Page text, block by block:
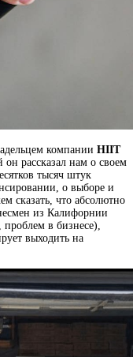
компании HIIT
рассказал нам о своем
тысяч штук
о выборе и
сказать, что абсолютно
из Калифорнии
в бизнесе),
выходить на